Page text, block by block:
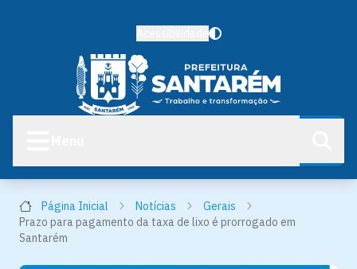
Página Inicial Notícias
Gerais
Prazo para pagamento da taxa de lixo é prorrogado em
Santarém